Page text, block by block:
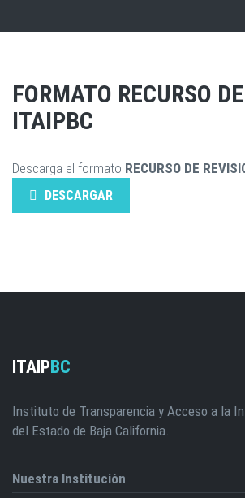
FORMATO RECURSO
ITAIPBC
Descarga el formato RECURSO DE
DESCARGAR
ITAIPBC
Instituto de Transparencia y Acceso a la
del Estado de Baja California.
Nuestra Instituciòn